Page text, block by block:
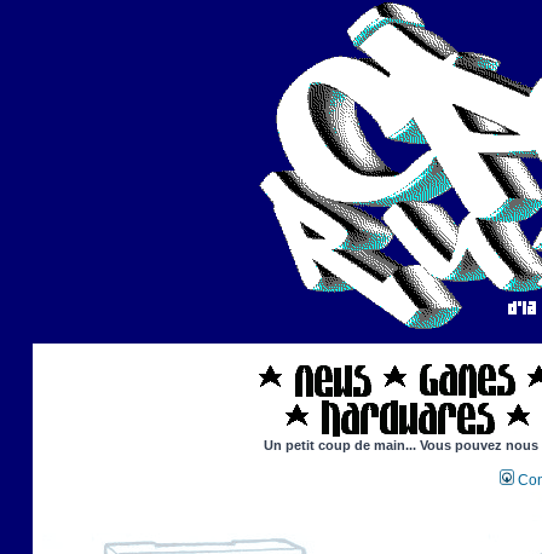
Un petit coup de main... Vous pouvez